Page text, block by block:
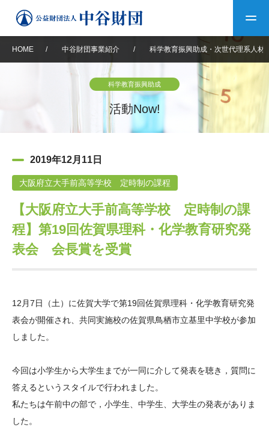
中谷財団について
設立趣意書 財団概要
沿革 40年史デジタルブック
中谷財団40年史
年報一覧 中谷財団レポート
中谷財団事業紹介 中谷賞
神戸賞 長期大型研究助成
研究助成
ム
科学教育振興助成・
ログラム助成
中谷財団動画紹介
その他情報
その他情報
アクセス よくあるご質問
サイトマップ
お問い合わせ
日本語 English マイページ
HOME / 中谷財団事業紹介 / 科学教育振興助成・次世代理系人材
科学教育振興助成
活動Now!
2019年12月11日
大阪府立大手前高等学校 定時制の課程
【大阪府立大手前高等学校 定時制の課
程】第19回佐賀県理科・化学教育研究発
表会 会長賞を受賞
12月7日（土）に佐賀大学で第19回佐賀県理科・化学教育研究発
表会が開催され、共同実施校の佐賀県鳥栖市立基里中学校が参加
しました。
今回は小学生から大学生までが一同に介して発表を聴き，質問に
答えるというスタイルで行われました。
私たちは午前中の部で，小学生、中学生、大学生の発表がありま
した。